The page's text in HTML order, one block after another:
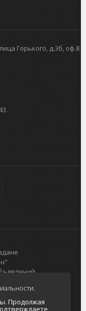
Горького, д.3б, оф.8
портал
Продолжая